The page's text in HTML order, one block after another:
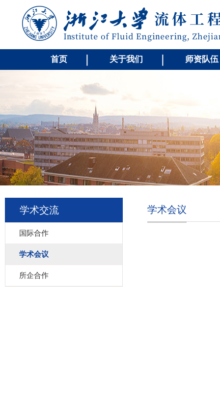
首页 关于我们 师资队伍
学术交流
国际合作
学术会议
所企合作
学术会议